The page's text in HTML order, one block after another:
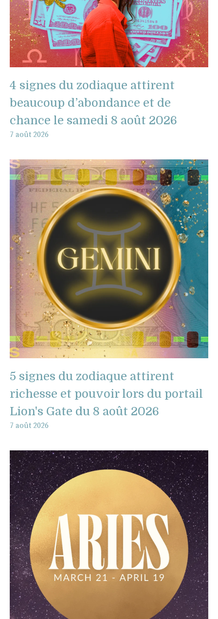
4 signes du zodiaque attirent
beaucoup d’abondance et de
chance le samedi 8 août 2026
7 août 2026
5 signes du zodiaque attirent
richesse et pouvoir lors du portail
Lion's Gate du 8 août 2026
7 août 2026